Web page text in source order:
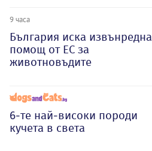
9 часа
България иска извънредна
помощ от ЕС за
животновъдите
6-те най-високи породи
кучета в света